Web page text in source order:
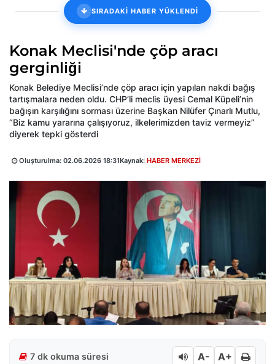
SIRADAKİ HABER YÜKLENDİ
Konak Meclisi'nde çöp aracı
gerginliği
Konak Belediye Meclisi’nde çöp aracı için yapılan nakdi bağış
tartışmalara neden oldu. CHP’li meclis üyesi Cemal Küpeli’nin
bağışın karşılığını sorması üzerine Başkan Nilüfer Çınarlı Mutlu,
“Biz kamu yararına çalışıyoruz, ilkelerimizden taviz vermeyiz”
diyerek tepki gösterdi
Oluşturulma: 02.06.2026 18:31Kaynak: HABER MERKEZİ
7 dk okuma süresi A- A+